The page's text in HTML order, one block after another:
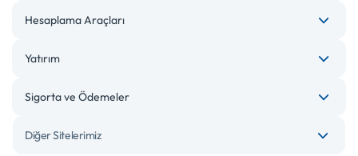
Hesaplama Araçları
Yatırım
Sigorta ve Ödemeler
Diğer Sitelerimiz